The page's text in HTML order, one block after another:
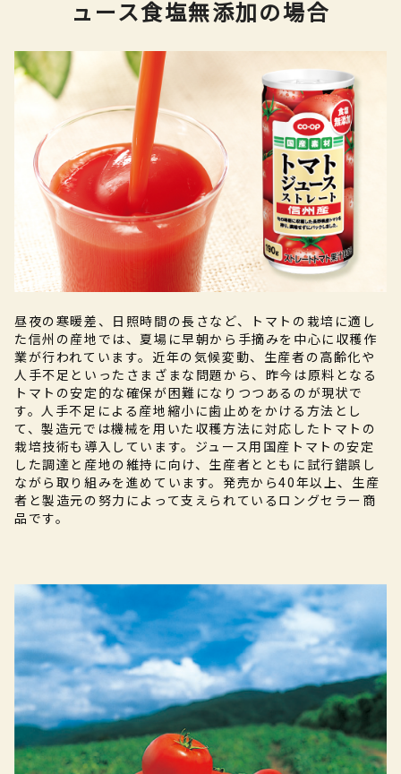
ュース食塩無添加の場合
昼夜の寒暖差、日照時間の長さなど、トマトの栽培に適し
た信州の産地では、夏場に早朝から手摘みを中心に収穫作
業が行われています。近年の気候変動、生産者の高齢化や
人手不足といったさまざまな問題から、昨今は原料となる
トマトの安定的な確保が困難になりつつあるのが現状で
す。人手不足による産地縮小に歯止めをかける方法とし
て、製造元では機械を用いた収穫方法に対応したトマトの
栽培技術も導入しています。ジュース用国産トマトの安定
した調達と産地の維持に向け、生産者とともに試行錯誤し
ながら取り組みを進めています。発売から40年以上、生産
者と製造元の努力によって支えられているロングセラー商
品です。